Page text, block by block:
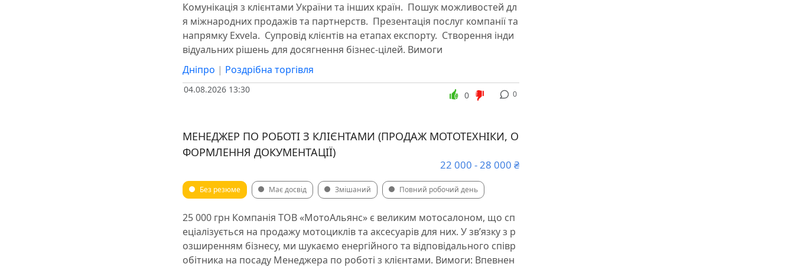
Комунікація з клієнтами України та інших країн. ️ Пошук можливостей дл
я міжнародних продажів та партнерств. ️ Презентація послуг компанії та
напрямку Exvela. ️ Супровід клієнтів на етапах експорту. ️ Створення інди
відуальних рішень для досягнення бізнес-цілей. Вимоги
Дніпро | Роздрібна торгівля
04.08.2026 13:30 0
0
МЕНЕДЖЕР ПО РОБОТІ З КЛІЄНТАМИ (ПРОДАЖ МОТОТЕХНІКИ, О
ФОРМЛЕННЯ ДОКУМЕНТАЦІЇ)
22 000 - 28 000 ₴
Без резюме Має досвід Змішаний Повний робочий день
25 000 грн Компанія ТОВ «МотоАльянс» є великим мотосалоном, що сп
еціалізується на продажу мотоциклів та аксесуарів для них. У зв’язку з р
озширенням бізнесу, ми шукаємо енергійного та відповідального співр
обітника на посаду Менеджера по роботі з клієнтами. Вимоги: Впевнен